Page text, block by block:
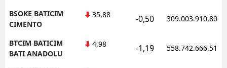
BSOKE BATICIM
CIMENTO
35,88 -0,50 309.003.910,80
BTCIM BATICIM
BATI ANADOLU
4,98 -1,19 558.742.666,51